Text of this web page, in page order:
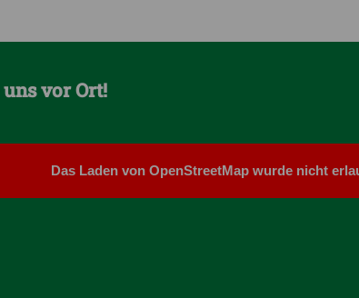
vor Ort!
Das Laden von OpenStreetMap wurde nicht